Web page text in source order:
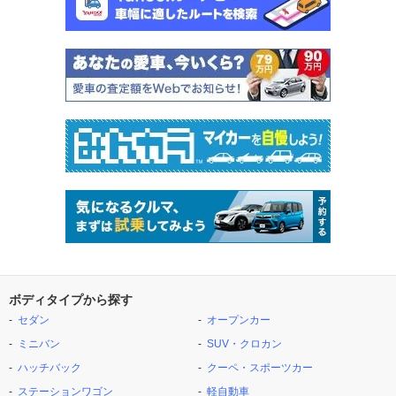
ボディタイプから探す
セダン
ミニバン
ハッチバック
ステーションワゴン
オープンカー
SUV・クロカン
クーペ・スポーツカー
軽自動車